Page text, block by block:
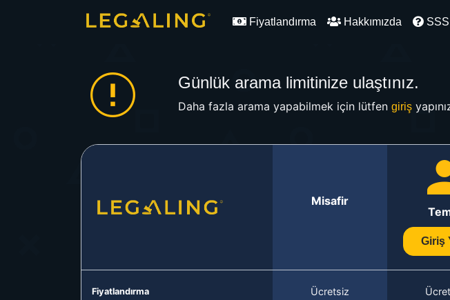
Fiyatlandırma Hakkımızda SSS
Günlük arama limitinize ulaştınız.
Daha fazla arama yapabilmek için lütfen giriş
Misafir
Giriş
Fiyatlandırma Ücretsiz